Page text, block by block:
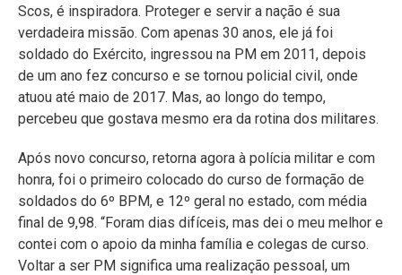
Scos, é inspiradora. Proteger e servir a nação é sua
verdadeira missão. Com apenas 30 anos, ele já foi
soldado do Exército, ingressou na PM em 2011, depois
de um ano fez concurso e se tornou policial civil, onde
atuou até maio de 2017. Mas, ao longo do tempo,
percebeu que gostava mesmo era da rotina dos militares.
Após novo concurso, retorna agora à polícia militar e com
honra, foi o primeiro colocado do curso de formação de
soldados do 6º BPM, e 12º geral no estado, com média
final de 9,98. “Foram dias difíceis, mas dei o meu melhor e
contei com o apoio da minha família e colegas de curso.
Voltar a ser PM significa uma realização pessoal, um